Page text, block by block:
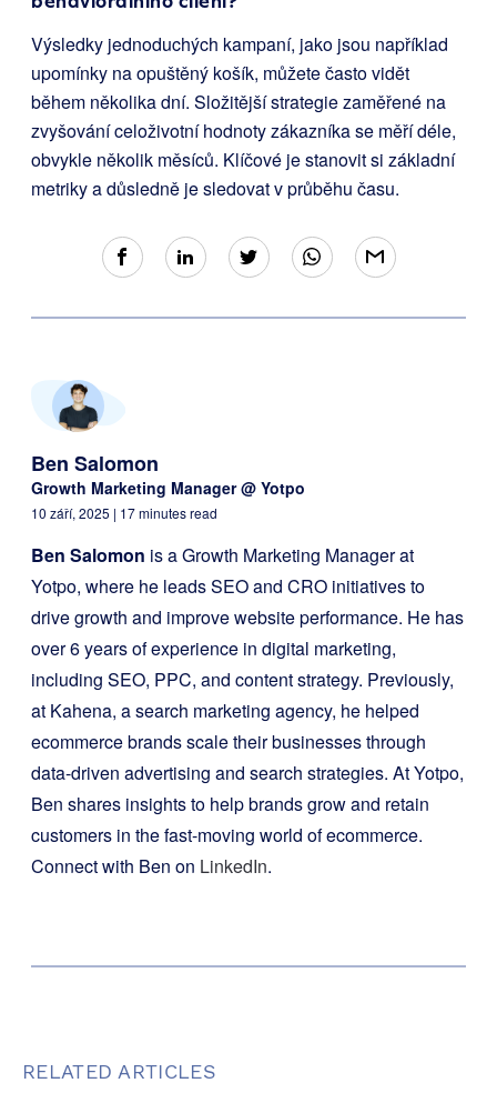
Výsledky jednoduchých kampaní, jako jsou například
upomínky na opuštěný košík, můžete často vidět
během několika dní. Složitější strategie zaměřené na
zvyšování celoživotní hodnoty zákazníka se měří déle,
obvykle několik měsíců. Klíčové je stanovit si základní
metriky a důsledně je sledovat v průběhu času.
Ben Salomon
Growth Marketing Manager @ Yotpo
10 září, 2025 | 17 minutes read
Ben Salomon is a Growth Marketing Manager at
Yotpo, where he leads SEO and CRO initiatives to
drive growth and improve website performance. He has
over 6 years of experience in digital marketing,
including SEO, PPC, and content strategy. Previously,
at Kahena, a search marketing agency, he helped
ecommerce brands scale their businesses through
data-driven advertising and search strategies. At Yotpo,
Ben shares insights to help brands grow and retain
customers in the fast-moving world of ecommerce.
Connect with Ben on LinkedIn.
RELATED ARTICLES